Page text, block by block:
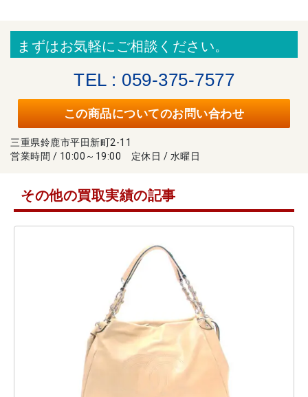
まずはお気軽にご相談ください。
TEL : 059-375-7577
この商品についてのお問い合わせ
三重県鈴鹿市平田新町2-11
営業時間 / 10:00～19:00 定休日 / 水曜日
その他の買取実績の記事